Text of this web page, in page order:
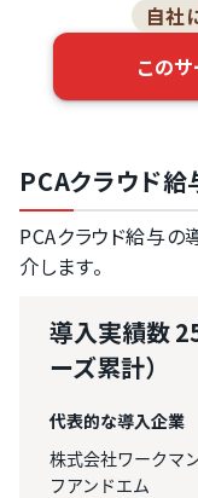
自社
この
PCAクラウド
PCAクラウド給与
介します。
導入実績数
ーズ累計）
代表的な導入企業
株式会社ワークマ
フアンドエム